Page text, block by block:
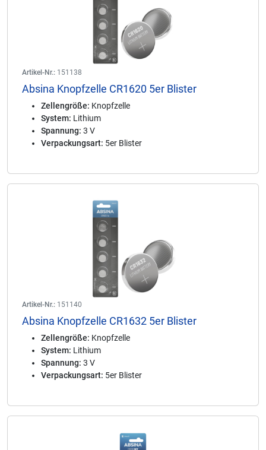
Artikel-Nr.: 151138
Absina Knopfzelle CR1620 5er Blister
Zellengröße: Knopfzelle
System: Lithium
Spannung: 3 V
Verpackungsart: 5er Blister
Artikel-Nr.: 151140
Absina Knopfzelle CR1632 5er Blister
Zellengröße: Knopfzelle
System: Lithium
Spannung: 3 V
Verpackungsart: 5er Blister